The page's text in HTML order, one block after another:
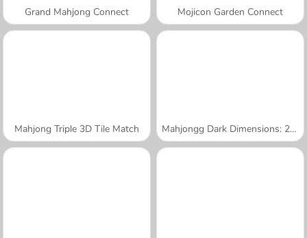
Grand Mahjong Connect Mojicon Garden Connect
Mahjong Triple 3D Tile Match Mahjongg Dark Dimensions: 210 Seconds